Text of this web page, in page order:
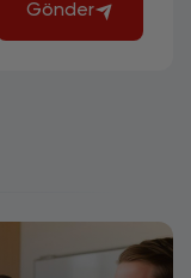
Gönder